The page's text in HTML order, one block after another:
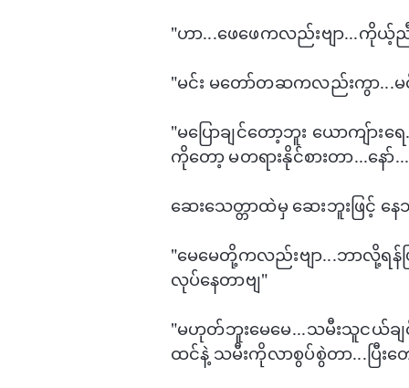
"ဟာ...​ဖေ​ဖေကလည်းဗျာ...ကိုယ့်
"မင်း မ​တော်တဆကလည်းကွာ...
"မ​ပြောချင်​တော့ဘူး ​ယောကျ်ာ
ကို​တော့ မတရားနိုင်စားတာ...​နေ
ဆေး​သေတ္တာထဲမှ ​ဆေးဘူးဖြင့်
"​မေ​မေတို့ကလည်းဗျာ...ဘာလို့ရ
လုပ်​နေတာဗျ"
"မဟုတ်ဘူး​မေ​မေ...သမီးသူငယ်ချ
ထင်နဲ့ သမီးကိုလာစွပ်စွဲတာ...ပြီး​